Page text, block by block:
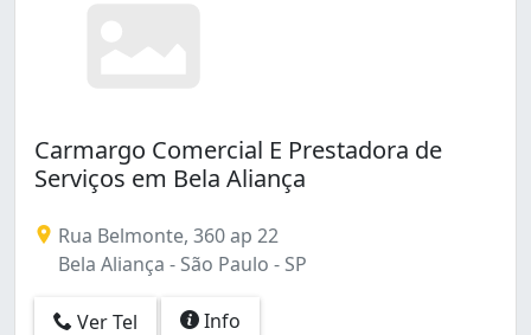
Vila Leopoldina (6)
Vila Liviero (5)
Vila Maria Alta (4)
Vila Maria Baixa (4)
Vila Marieta (2)
Carmargo Comercial E Prestadora de
Serviços em Bela Aliança
Rua Belmonte, 360 ap 22
Bela Aliança - São Paulo - SP
Ver Tel Info